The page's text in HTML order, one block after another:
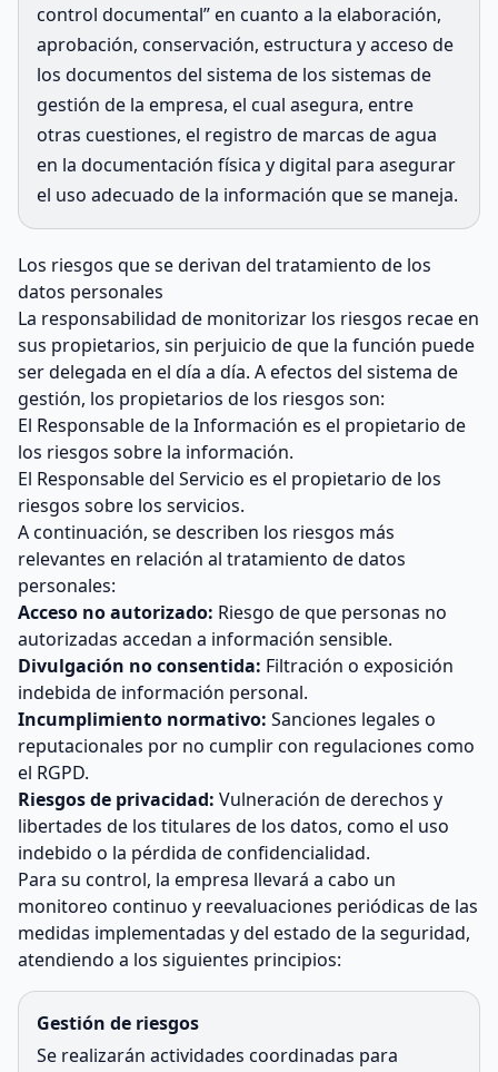
control documental” en cuanto a la elaboración,
aprobación, conservación, estructura y acceso de
los documentos del sistema de los sistemas de
gestión de la empresa, el cual asegura, entre
otras cuestiones, el registro de marcas de agua
en la documentación física y digital para asegurar
el uso adecuado de la información que se maneja.
Los riesgos que se derivan del tratamiento de los
datos personales
La responsabilidad de monitorizar los riesgos recae en
sus propietarios, sin perjuicio de que la función puede
ser delegada en el día a día. A efectos del sistema de
gestión, los propietarios de los riesgos son:
El Responsable de la Información es el propietario de
los riesgos sobre la información.
El Responsable del Servicio es el propietario de los
riesgos sobre los servicios.
A continuación, se describen los riesgos más
relevantes en relación al tratamiento de datos
personales:
Acceso no autorizado: Riesgo de que personas no
autorizadas accedan a información sensible.
Divulgación no consentida: Filtración o exposición
indebida de información personal.
Incumplimiento normativo: Sanciones legales o
reputacionales por no cumplir con regulaciones como
el RGPD.
Riesgos de privacidad: Vulneración de derechos y
libertades de los titulares de los datos, como el uso
indebido o la pérdida de confidencialidad.
Para su control, la empresa llevará a cabo un
monitoreo continuo y reevaluaciones periódicas de las
medidas implementadas y del estado de la seguridad,
atendiendo a los siguientes principios:
Gestión de riesgos
Se realizarán actividades coordinadas para